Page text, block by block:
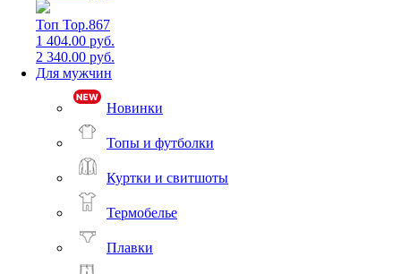
Топ Top.867
1 404.00 руб.
2 340.00 руб.
Для мужчин
Новинки
Топы и футболки
Куртки и свитшоты
Термобелье
Плавки